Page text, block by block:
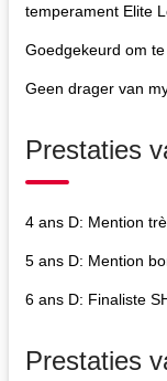
temperament Elite
Goedgekeurd om
Geen drager van
Prestaties
4 ans D: Mention
5 ans D: Mention
6 ans D: Finaliste
Prestaties